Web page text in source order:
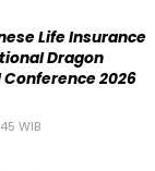
Life Insurance
Dragon
2026
WIB